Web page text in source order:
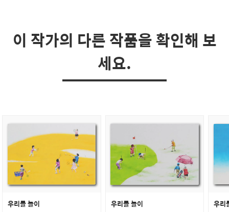
이 작가의 다른 작품을 확인해 보
세요.
우리들 놀이 우리들 놀이 우리